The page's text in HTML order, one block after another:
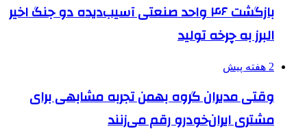
بازگشت ۴۶ واحد صنعتی آسیب‌دیده دو جنگ اخیر
البرز به چرخه تولید
2 هفته پیش
وقتی مدیران گروه بهمن تجربه مشابهی برای
مشتری ایران‌خودرو رقم می‌زنند